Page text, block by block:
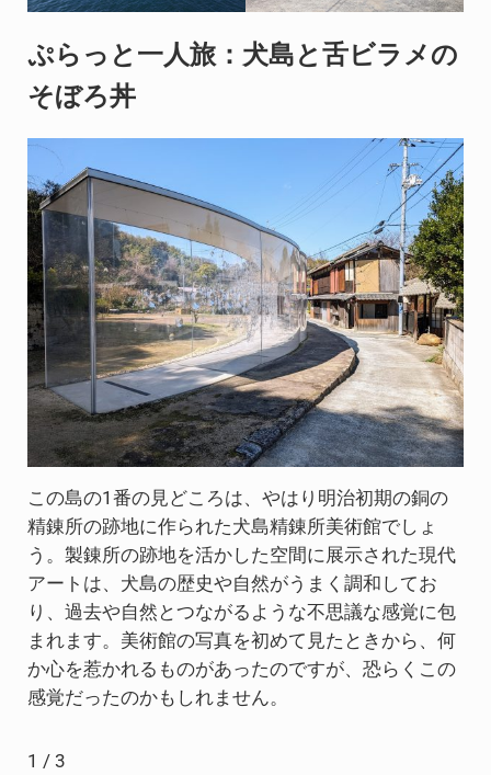
ぷらっと一人旅：犬島と舌ビラメの
そぼろ丼
この島の1番の見どころは、やはり明治初期の銅の
精錬所の跡地に作られた犬島精錬所美術館でしょ
う。製錬所の跡地を活かした空間に展示された現代
アートは、犬島の歴史や自然がうまく調和してお
り、過去や自然とつながるような不思議な感覚に包
まれます。美術館の写真を初めて見たときから、何
か心を惹かれるものがあったのですが、恐らくこの
感覚だったのかもしれません。
1 / 3